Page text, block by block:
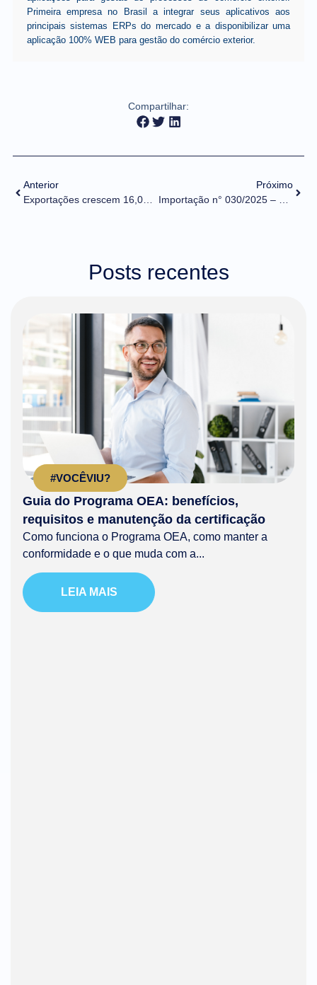
Primeira empresa no Brasil a integrar seus aplicativos aos
principais sistemas ERPs do mercado e a disponibilizar uma
aplicação 100% WEB para gestão do comércio exterior.
Compartilhar:
Anterior
Exportações crescem 16,0%, pela média diária, comparando março de 2025 com o mesmo mês de 2024
Próximo
Posts recentes
#VOCÊVIU?
Guia do Programa OEA: benefícios,
requisitos e manutenção da certificação
Como funciona o Programa OEA, como manter a
conformidade e o que muda com a...
LEIA MAIS